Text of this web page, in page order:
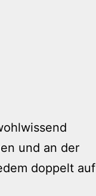
und an der
doppelt auf